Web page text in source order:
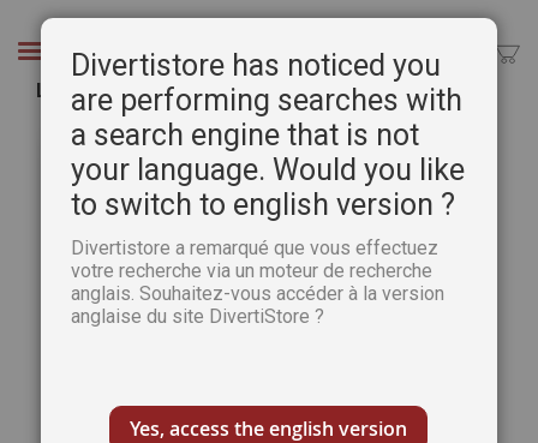
Chercher
La calligraphie ludique et créative
Passer
galerie
d’images
Divertistore has noticed you
are performing searches with
a search engine that is not
your language. Would you like
to switch to english version ?
Divertistore a remarqué que vous effectuez
votre recherche via un moteur de recherche
anglais. Souhaitez-vous accéder à la version
anglaise du site DivertiStore ?
Yes, access the english version